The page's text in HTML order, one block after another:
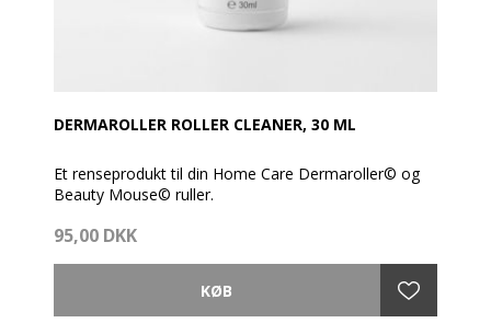
DERMAROLLER ROLLER CLEANER, 30 ML
Et renseprodukt til din Home Care Dermaroller© og
Beauty Mouse© ruller.
Sådan anvender du den:
Cleaner på rullehovedet og læg rullen i sin æske, til du
95,00 DKK